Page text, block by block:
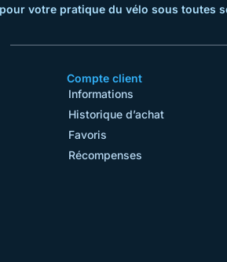
votre pratique du vélo sous toutes
Compte client
Informations
Historique d’achat
Favoris
Récompenses